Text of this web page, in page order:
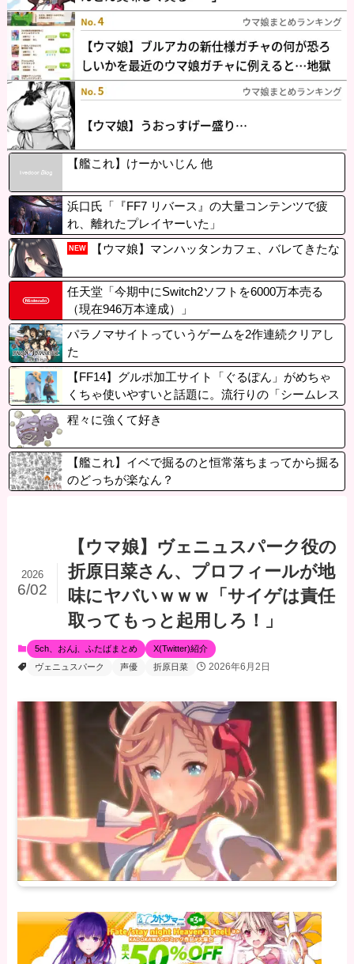
【艦これ】けーかいじん 他
浜口氏「『FF7 リバース』の大量コンテンツで疲
れ、離れたプレイヤーいた」
NEW 【ウマ娘】マンハッタンカフェ、バレてきたな
任天堂「今期中にSwitch2ソフトを6000万本売る
（現在946万本達成）」
パラノマサイトっていうゲームを2作連続クリアし
た
【FF14】グルポ加工サイト「ぐるぽん」がめちゃ
くちゃ使いやすいと話題に。流行りの「シームレス
加工」や「オリジナルのレイアウトを作成」してグ
ルポを入れたりも可能
程々に強くて好き
【艦これ】イベで掘るのと恒常落ちまってから掘る
のどっちが楽なん？
【ウマ娘】ヴェニュスパーク役の
折原日菜さん、プロフィールが地
味にヤバいｗｗｗ「サイゲは責任
取ってもっと起用しろ！」
2026
6/02
5ch、おんj、ふたばまとめ
X(Twitter)紹介
ヴェニュスパーク
声優 折原日菜 2026年6月2日